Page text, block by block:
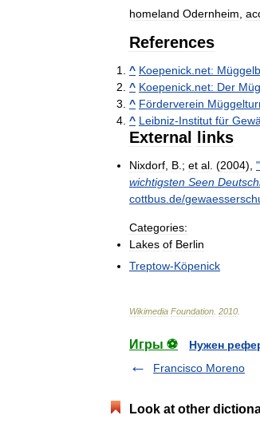
homeland Odernheim
References
^ Koepenick net:
^ Koepenick net: Der
^ Förderverein
^ Leibniz-Institut für
External links
Nixdorf B .; et al . (2004), "
wichtigsten Seen
cottbus de/
Categories:
Lakes of Berlin
Treptow-Köpenick
Wikimedia Foundation 2010
Игры ⚽
Нужен
Francisco Moreno
Look at other